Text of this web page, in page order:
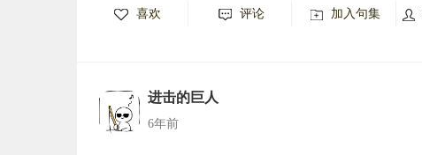
喜欢 评论 加入句集
进击的巨人
6年前